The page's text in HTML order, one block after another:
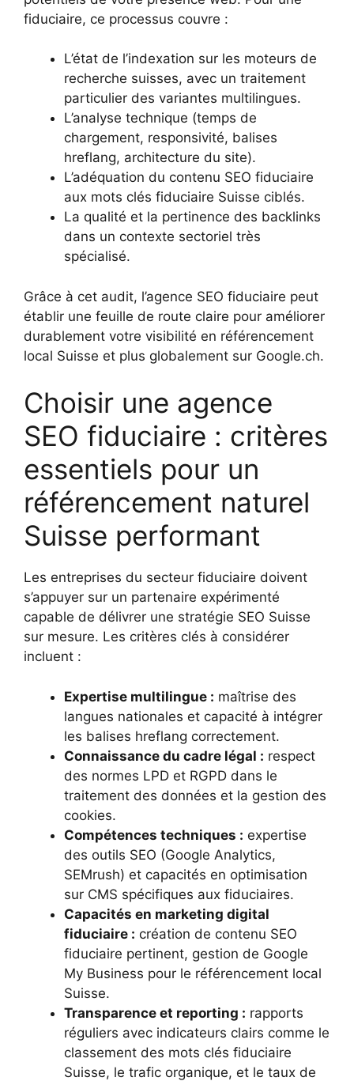
fiduciaire, ce processus couvre :
L’état de l’indexation sur les moteurs de
recherche suisses, avec un traitement
particulier des variantes multilingues.
L’analyse technique (temps de
chargement, responsivité, balises
hreflang, architecture du site).
L’adéquation du contenu SEO fiduciaire
aux mots clés fiduciaire Suisse ciblés.
La qualité et la pertinence des backlinks
dans un contexte sectoriel très
spécialisé.
Grâce à cet audit, l’agence SEO fiduciaire peut
établir une feuille de route claire pour améliorer
durablement votre visibilité en référencement
local Suisse et plus globalement sur Google.ch.
Choisir une agence
SEO fiduciaire : critères
essentiels pour un
référencement naturel
Suisse performant
Les entreprises du secteur fiduciaire doivent
s’appuyer sur un partenaire expérimenté
capable de délivrer une stratégie SEO Suisse
sur mesure. Les critères clés à considérer
incluent :
Expertise multilingue : maîtrise des
langues nationales et capacité à intégrer
les balises hreflang correctement.
Connaissance du cadre légal : respect
des normes LPD et RGPD dans le
traitement des données et la gestion des
cookies.
Compétences techniques : expertise
des outils SEO (Google Analytics,
SEMrush) et capacités en optimisation
sur CMS spécifiques aux fiduciaires.
Capacités en marketing digital
fiduciaire : création de contenu SEO
fiduciaire pertinent, gestion de Google
My Business pour le référencement local
Suisse.
Transparence et reporting : rapports
réguliers avec indicateurs clairs comme le
classement des mots clés fiduciaire
Suisse, le trafic organique, et le taux de